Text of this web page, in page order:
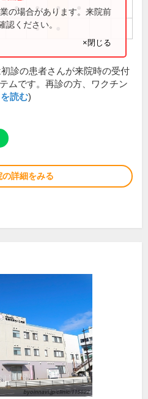
● ● ●
●
の場合があります。来院前
認ください。
×閉じる
初診の患者さんが来院時の受付
ムです。再診の方、ワクチン
読む)
の詳細をみる